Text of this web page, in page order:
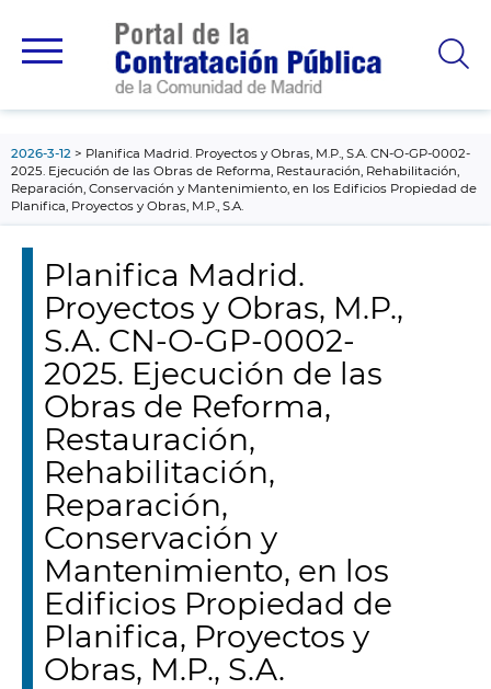
principal
2026-3-12
Planifica Madrid. Proyectos y Obras, M.P., S.A. CN-O-GP-0002-
2025. Ejecución de las Obras de Reforma, Restauración, Rehabilitación,
Reparación, Conservación y Mantenimiento, en los Edificios Propiedad de
Planifica, Proyectos y Obras, M.P., S.A.
Planifica Madrid.
Proyectos y Obras, M.P.,
S.A. CN-O-GP-0002-
2025. Ejecución de las
Obras de Reforma,
Restauración,
Rehabilitación,
Reparación,
Conservación y
Mantenimiento, en los
Edificios Propiedad de
Planifica, Proyectos y
Obras, M.P., S.A.